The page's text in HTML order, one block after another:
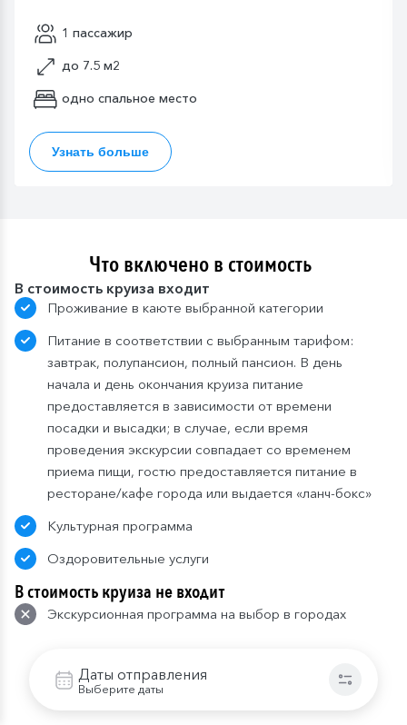
Даты отправления
Выберите даты
1 пассажир
до 7.5 м2
одно спальное место
Узнать больше
Что включено в стоимость
В стоимость круиза входит
Проживание в каюте выбранной категории
Питание в соответствии с выбранным тарифом:
завтрак, полупансион, полный пансион. В день
начала и день окончания круиза питание
предоставляется в зависимости от времени
посадки и высадки; в случае, если время
проведения экскурсии совпадает со временем
приема пищи, гостю предоставляется питание в
ресторане/кафе города или выдается «ланч-бокс»
Культурная программа
Оздоровительные услуги
В стоимость круиза не входит
Экскурсионная программа на выбор в городах
Проезд до места посадки на теплоход и от места
высадки